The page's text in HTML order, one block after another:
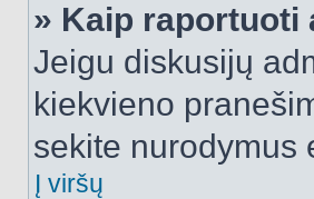
» Kaip raportuoti
Jeigu diskusijų
kiekvieno
sekite nurodymus
Į viršų